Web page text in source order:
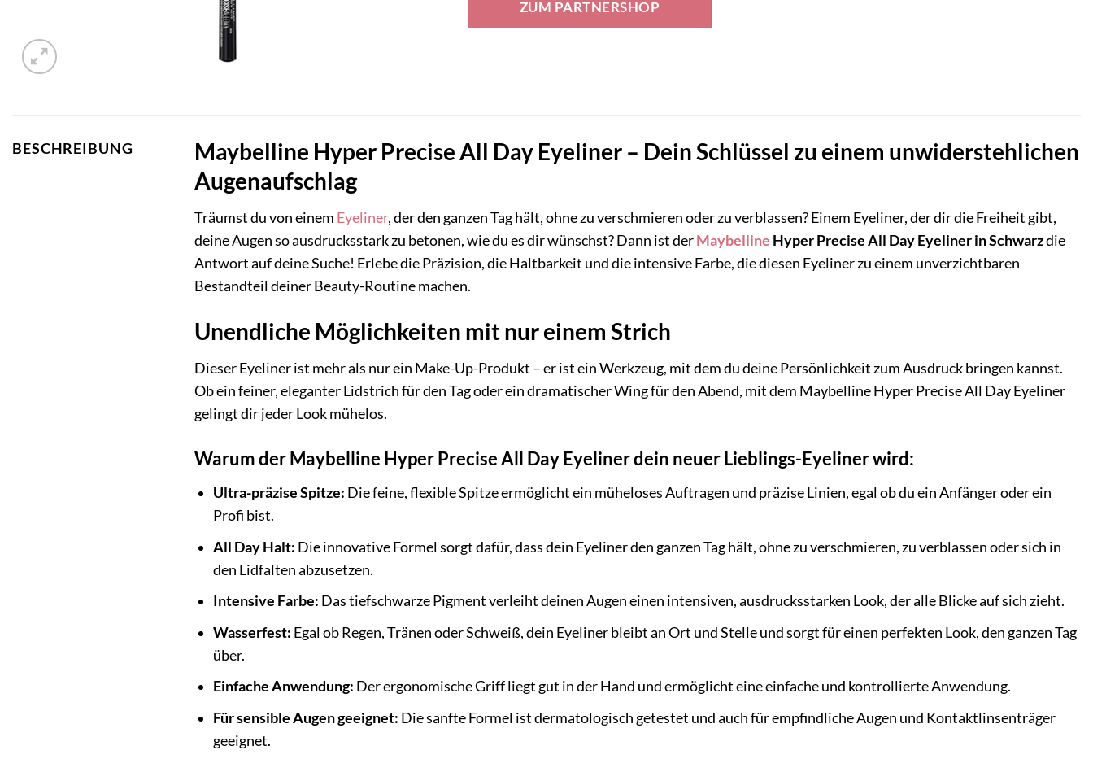
6,99 € 13,37 €.
ZUM PARTNERSHOP
BESCHREIBUNG
Maybelline Hyper Precise All Day Eyeliner – Dein Schlüssel zu einem unwiderstehlichen
Augenaufschlag
Träumst du von einem Eyeliner, der den ganzen Tag hält, ohne zu verschmieren oder zu verblassen? Einem Eyeliner, der dir die Freiheit gibt,
deine Augen so ausdrucksstark zu betonen, wie du es dir wünschst? Dann ist derMaybelline Hyper Precise All Day Eyeliner in Schwarzdie
Antwort auf deine Suche! Erlebe die Präzision, die Haltbarkeit und die intensive Farbe, die diesen Eyeliner zu einem unverzichtbaren
Bestandteil deiner Beauty-Routine machen.
Unendliche Möglichkeiten mit nur einem Strich
Dieser Eyeliner ist mehr als nur ein Make-Up-Produkt – er ist ein Werkzeug, mit dem du deine Persönlichkeit zum Ausdruck bringen kannst.
Ob ein feiner, eleganter Lidstrich für den Tag oder ein dramatischer Wing für den Abend, mit dem Maybelline Hyper Precise All Day Eyeliner
gelingt dir jeder Look mühelos.
Warum der Maybelline Hyper Precise All Day Eyeliner dein neuer Lieblings-Eyeliner wird:
Ultra-präzise Spitze: Die feine, flexible Spitze ermöglicht ein müheloses Auftragen und präzise Linien, egal ob du ein Anfänger oder ein
Profi bist.
All Day Halt: Die innovative Formel sorgt dafür, dass dein Eyeliner den ganzen Tag hält, ohne zu verschmieren, zu verblassen oder sich in
den Lidfalten abzusetzen.
Intensive Farbe: Das tiefschwarze Pigment verleiht deinen Augen einen intensiven, ausdrucksstarken Look, der alle Blicke auf sich zieht.
Wasserfest: Egal ob Regen, Tränen oder Schweiß, dein Eyeliner bleibt an Ort und Stelle und sorgt für einen perfekten Look, den ganzen Tag
über.
Einfache Anwendung: Der ergonomische Griff liegt gut in der Hand und ermöglicht eine einfache und kontrollierte Anwendung.
Für sensible Augen geeignet: Die sanfte Formel ist dermatologisch getestet und auch für empfindliche Augen und Kontaktlinsenträger
geeignet.